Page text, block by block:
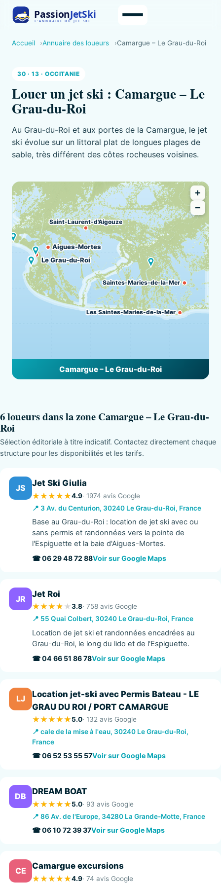
Accueil Annuaire des loueurs Camargue – Le Grau-du-Roi
30 · 13 · OCCITANIE
Louer un jet ski : Camargue – Le
Grau-du-Roi
Au Grau-du-Roi et aux portes de la Camargue, le jet
ski évolue sur un littoral plat de longues plages de
sable, très différent des côtes rocheuses voisines.
+
−
Saint-Laurent-d'Aigouze
Aigues-Mortes
Le Grau-du-Roi
Saintes-Maries-de-la-Mer
Les Saintes-Maries-de-la-Mer
Camargue – Le Grau-du-Roi
6 loueurs dans la zone Camargue – Le Grau-du-
Roi
Sélection éditoriale à titre indicatif. Contactez directement chaque
structure pour les disponibilités et les tarifs.
JS Jet Ski Giulia
4.9· 1974 avis Google
📍 3 Av. du Centurion, 30240 Le Grau-du-Roi, France
Base au Grau-du-Roi : location de jet ski avec ou
sans permis et randonnées vers la pointe de
l'Espiguette et la baie d'Aigues-Mortes.
☎ 06 29 48 72 88Voir sur Google Maps
JR Jet Roi
3.8· 758 avis Google
📍 55 Quai Colbert, 30240 Le Grau-du-Roi, France
Location de jet ski et randonnées encadrées au
Grau-du-Roi, le long du lido et de l'Espiguette.
☎ 04 66 51 86 78Voir sur Google Maps
LJ
Location jet-ski avec Permis Bateau - LE
GRAU DU ROI / PORT CAMARGUE
5.0· 132 avis Google
📍 cale de la mise à l'eau, 30240 Le Grau-du-Roi,
France
☎ 06 52 53 55 57Voir sur Google Maps
DB DREAM BOAT
5.0· 93 avis Google
📍 86 Av. de l'Europe, 34280 La Grande-Motte, France
☎ 06 10 72 39 37Voir sur Google Maps
CE Camargue excursions
4.9· 74 avis Google